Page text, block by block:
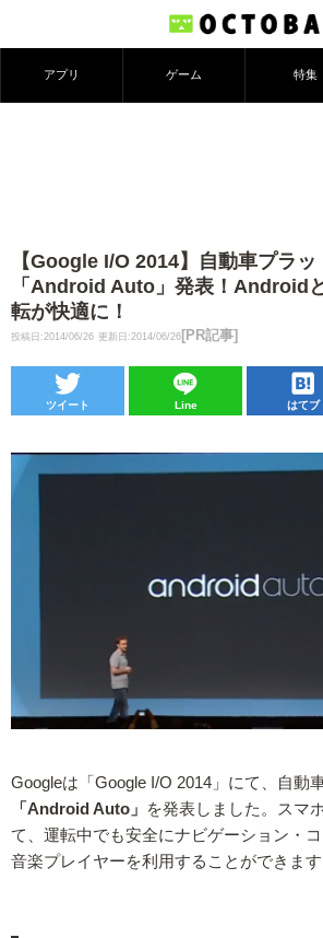
アプリ ゲーム 特集
【Google I/O 2014】自動車プラ
「Android Auto」発表！Android
転が快適に！
投稿日:2014/06/26 更新日:2014/06/26 [PR記事]
ツイート Line はてブ
Googleは「Google I/O 2014」にて、自動
「Android Auto」
を発表しました。スマ
て、運転中でも安全にナビゲーション・
音楽プレイヤーを利用することができます